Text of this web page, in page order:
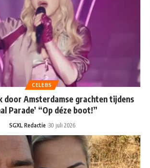
CELEBS
door Amsterdamse grachten tijdens
Parade’ “Op déze boot!”
SGXL Redactie 30 juli 2026